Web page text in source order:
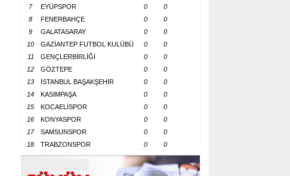
7
EYÜPSPOR 0
0
8
FENERBAHÇE 0
0
9
GALATASARAY 0
0
10
GAZİANTEP FUTBOL KULÜBÜ 0
0
11
GENÇLERBİRLİĞİ 0
0
12
GÖZTEPE 0
0
13
İSTANBUL BAŞAKŞEHİR 0
0
14
KASIMPAŞA 0
0
15
KOCAELİSPOR 0
0
16
KONYASPOR 0
0
17
SAMSUNSPOR 0
0
18
TRABZONSPOR 0 0